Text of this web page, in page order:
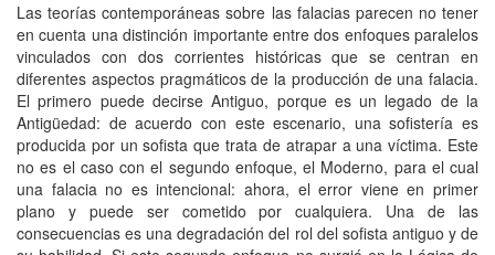
Las teorías contemporáneas sobre las falacias parecen no tener
en cuenta una distinción importante entre dos enfoques paralelos
vinculados con dos corrientes históricas que se centran en
diferentes aspectos pragmáticos de la producción de una falacia.
El primero puede decirse Antiguo, porque es un legado de la
Antigüedad: de acuerdo con este escenario, una sofistería es
producida por un sofista que trata de atrapar a una víctima. Este
no es el caso con el segundo enfoque, el Moderno, para el cual
una falacia no es intencional: ahora, el error viene en primer
plano y puede ser cometido por cualquiera. Una de las
consecuencias es una degradación del rol del sofista antiguo y de